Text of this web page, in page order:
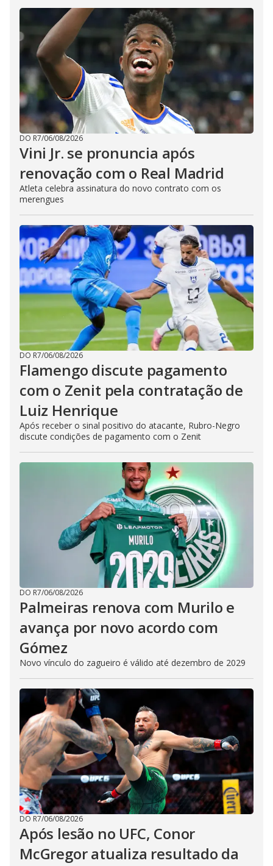
DO R7/06/08/2026
Vini Jr. se pronuncia após
renovação com o Real Madrid
Atleta celebra assinatura do novo contrato com os
merengues
DO R7/06/08/2026
Flamengo discute pagamento
com o Zenit pela contratação de
Luiz Henrique
Após receber o sinal positivo do atacante, Rubro-Negro
discute condições de pagamento com o Zenit
DO R7/06/08/2026
Palmeiras renova com Murilo e
avança por novo acordo com
Gómez
Novo vínculo do zagueiro é válido até dezembro de 2029
DO R7/06/08/2026
Após lesão no UFC, Conor
McGregor atualiza resultado da